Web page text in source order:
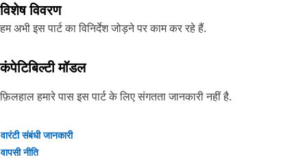
विशेष विवरण
हम अभी इस पार्ट का विनिर्देश जोड़ने पर काम कर रहे हैं.
कंपेटिबिल्टी मॉडल
फ़िलहाल हमारे पास इस पार्ट के लिए संगतता जानकारी नहीं है.
वारंटी संबंधी जानकारी
वापसी नीति